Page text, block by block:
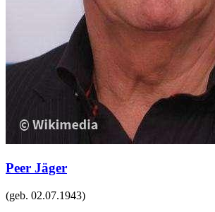
Peer Jäger
(geb. 02.07.1943)